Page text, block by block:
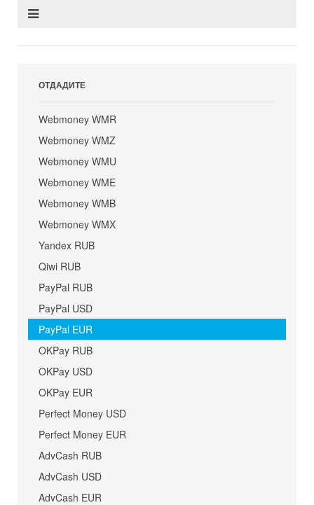
ОТДАДИТЕ
Webmoney WMR
Webmoney WMZ
Webmoney WMU
Webmoney WME
Webmoney WMB
Webmoney WMX
Yandex RUB
Qiwi RUB
PayPal RUB
PayPal USD
PayPal EUR
OKPay RUB
OKPay USD
OKPay EUR
Perfect Money USD
Perfect Money EUR
AdvCash RUB
AdvCash USD
AdvCash EUR